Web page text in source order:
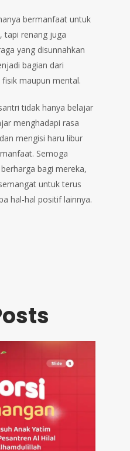
bermanfaat untuk
tapi renang juga
yang disunnahkan
bagian dari
maupun mental.
tidak hanya belajar
menghadapi rasa
mengisi haru libur
Semoga
bagi mereka,
untuk terus
hal-hal positif lainnya.